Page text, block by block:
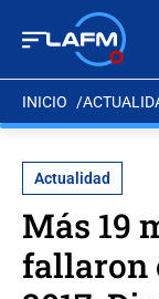
INICIO
Actualidad
Más 19
fallaron